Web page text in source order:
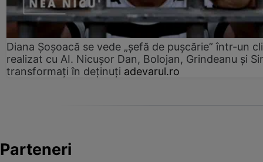
Diana Șoșoacă se vede „șefă de pușcărie” într-un
realizat cu AI. Nicușor Dan, Bolojan, Grindeanu și
transformați în deținuți adevarul.ro
Parteneri